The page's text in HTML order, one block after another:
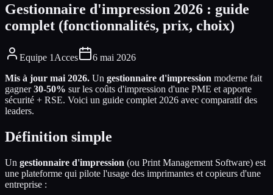
Gestionnaire d'impression 2026 : guide
complet (fonctionnalités, prix, choix)
Equipe 1Acces
6 mai 2026
Mis à jour mai 2026. Un gestionnaire d'impression moderne fait
gagner30-50% sur les coûts d'impression d'une PME et apporte
sécurité + RSE. Voici un guide complet 2026 avec comparatif des
leaders.
Définition simple
Un gestionnaire d'impression (ou Print Management Software) est
une plateforme qui pilote l'usage des imprimantes et copieurs d'une
entreprise :